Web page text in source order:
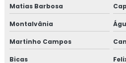
Matias Barbosa
Montalvânia
Martinho Campos
Bicas